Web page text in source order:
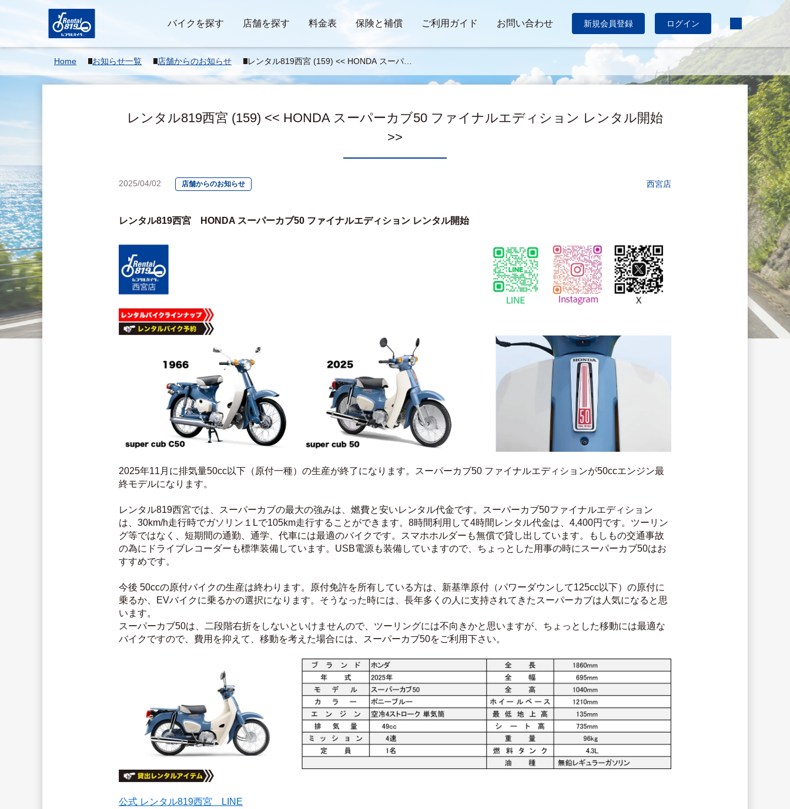
バイクを探す 店舗を探す 料金表 保険と補償 ご利用ガイド お問い合わせ 新規会員登録 ログイン
Home お知らせ一覧 店舗からのお知らせ
レンタル819西宮 (159) << HONDA スーパー
カブ50 ファイナルエディション レンタル開
レンタル819西宮 (159) << HONDA スーパーカブ50 ファイナルエディション レンタル開始
>>
2025/04/02 店舗からのお知らせ 西宮店
レンタル819西宮　HONDA スーパーカブ50 ファイナルエディション レンタル開始
2025年11月に排気量50cc以下（原付一種）の生産が終了になります。スーパーカブ50 ファイナルエディションが50ccエンジン最
終モデルになります。
レンタル819西宮では、スーパーカブの最大の強みは、燃費と安いレンタル代金です。スーパーカブ50ファイナルエディション
は、30km/h走行時でガソリン１Lで105km走行することができます。8時間利用して4時間レンタル代金は、4,400円です。ツーリン
グ等ではなく、短期間の通勤、通学、代車には最適のバイクです。スマホホルダーも無償で貸し出しています。もしもの交通事故
の為にドライブレコーダーも標準装備しています。USB電源も装備していますので、ちょっとした用事の時にスーパーカブ50はお
すすめです。
今後 50ccの原付バイクの生産は終わります。原付免許を所有している方は、新基準原付（パワーダウンして125cc以下）の原付に
乗るか、EVバイクに乗るかの選択になります。そうなった時には、長年多くの人に支持されてきたスーパーカブは人気になると思
います。
スーパーカブ50は、二段階右折をしないといけませんので、ツーリングには不向きかと思いますが、ちょっとした移動には最適な
バイクですので、費用を抑えて、移動を考えた場合には、スーパーカブ50をご利用下さい。
公式 レンタル819西宮　LINE